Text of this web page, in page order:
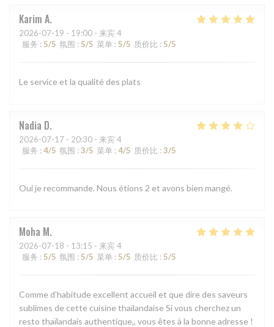
Karim A
2026-07-19 - 19:00 - 来宾 4
服务 : 5/5 氛围 : 5/5 菜单 : 5/5 质价比 : 5/5
Le service et la qualité des plats
Nadia D
2026-07-17 - 20:30 - 来宾 4
服务 : 4/5 氛围 : 3/5 菜单 : 4/5 质价比 : 3/5
Oui je recommande. Nous étions 2 et avons bien mangé.
Moha M
2026-07-18 - 13:15 - 来宾 4
服务 : 5/5 氛围 : 5/5 菜单 : 5/5 质价比 : 5/5
Comme d’habitude excellent accueil et que dire des saveurs
sublimes de cette cuisine thaïlandaise Si vous cherchez un
resto thaïlandais authentique,, vous êtes à la bonne adresse !